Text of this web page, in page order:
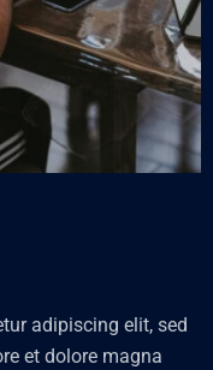
adipiscing elit, sed
et dolore magna